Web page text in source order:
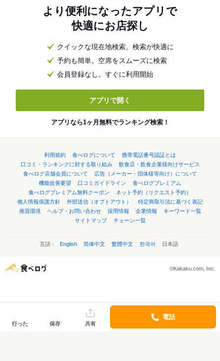
より便利になったアプリで
快適にお店探し
クイックな現在地検索。検索が快適に
予約も簡単。空席をスムーズに検索
会員登録なし。すぐに利用開始
アプリで開く
アプリなら1ヶ月無料でランキング検索！
利用規約 食べログについて
携帯電話番号認証とは
口コミ・ランキングに対する取り組み
飲食店・飲食企業様向けサービス
食べログ店舗会員について
広告（メーカー・団体様等向け）について
機能改善要望
口コミガイドライン
食べログプレミアム
食べログプレミアム無料クーポン
ネット予約（リクエスト予約）
個人情報保護方針
外部送信（オプトアウト）
特定商取引法に基づく表記
推奨環境
ヘルプ・お問い合わせ 採用情報 企業情報
キーワード一覧
サイトマップ
チェーン一覧
言語： English 简体中文 繁體中文 한국어 日本語
©Kakaku.com, Inc.
行った 保存 共有
電話